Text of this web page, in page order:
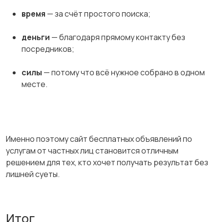
время — за счёт простого поиска;
деньги — благодаря прямому контакту без
посредников;
силы — потому что всё нужное собрано в одном
месте.
Именно поэтому сайт бесплатных объявлений по
услугам от частных лиц становится отличным
решением для тех, кто хочет получать результат без
лишней суеты.
Итог